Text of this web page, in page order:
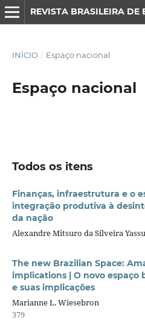
INÍCIO / Espaço nacional
Espaço nacional
Todos os itens
Finanças, infraestrutura e o
integração produtiva à
da nação
Alexandre Mitsuro da Silveira
The new Brazilian Space:
implications | O novo espaço
e suas implicações
Marianne L. Wiesebron
379